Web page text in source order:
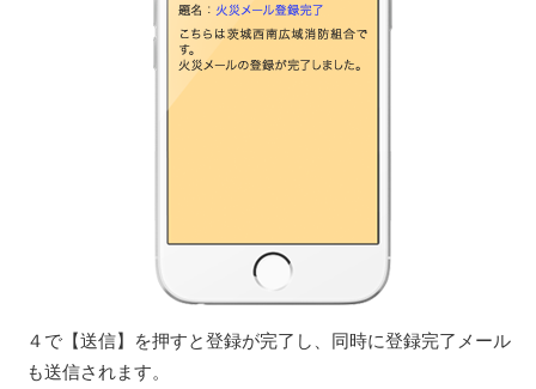
４で【送信】を押すと登録が完了し、同時に登録完了メール
も送信されます。